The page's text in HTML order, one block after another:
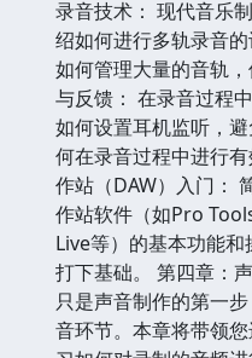
录音技术： 现代音乐
绍如何进行多轨录音
如何管理大量的音轨
与反馈： 在录音过程
如何设置耳机监听，
何在录音过程中进行
作站（DAW）入门：
作站软件（如Pro
Live等）的基本功能
打下基础。 第四章：
只是声音制作的第一
音环节。本章将带领